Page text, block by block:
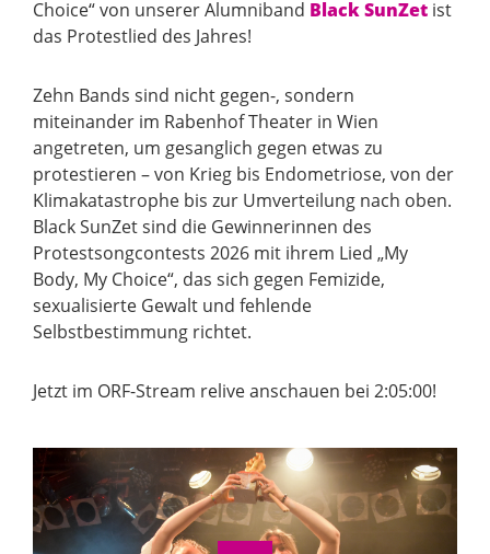
Choice“ von unserer Alumniband Black SunZet ist
das Protestlied des Jahres!
Zehn Bands sind nicht gegen-, sondern
miteinander im Rabenhof Theater in Wien
angetreten, um gesanglich gegen etwas zu
protestieren – von Krieg bis Endometriose, von der
Klimakatastrophe bis zur Umverteilung nach oben.
Black SunZet sind die Gewinnerinnen des
Protestsongcontests 2026 mit ihrem Lied „My
Body, My Choice“, das sich gegen Femizide,
sexualisierte Gewalt und fehlende
Selbstbestimmung richtet.
Jetzt im ORF-Stream relive anschauen bei 2:05:00!
Wir möchten Sie darauf hinweisen, dass nach
der Aktivierung Daten an Youtube übermittelt